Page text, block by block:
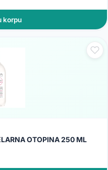
korpu
OTOPINA 250 ML